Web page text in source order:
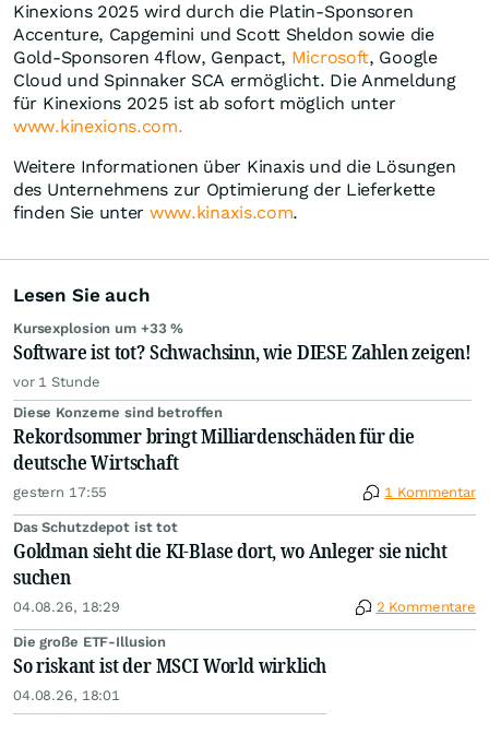
Kinexions 2025 wird durch die Platin-Sponsoren
Accenture, Capgemini und Scott Sheldon sowie die
Gold-Sponsoren 4flow, Genpact, Microsoft, Google
Cloud und Spinnaker SCA ermöglicht. Die Anmeldung
für Kinexions 2025 ist ab sofort möglich unter
www.kinexions.com.
Weitere Informationen über Kinaxis und die Lösungen
des Unternehmens zur Optimierung der Lieferkette
finden Sie unter www.kinaxis.com.
Lesen Sie auch
Kursexplosion um +33 %
Software ist tot? Schwachsinn, wie DIESE Zahlen zeigen!
vor 1 Stunde
Diese Konzerne sind betroffen
Rekordsommer bringt Milliardenschäden für die
deutsche Wirtschaft
gestern 17:55 1 Kommentar
Das Schutzdepot ist tot
Goldman sieht die KI-Blase dort, wo Anleger sie nicht
suchen
04.08.26, 18:29 2 Kommentare
Die große ETF-Illusion
So riskant ist der MSCI World wirklich
04.08.26, 18:01